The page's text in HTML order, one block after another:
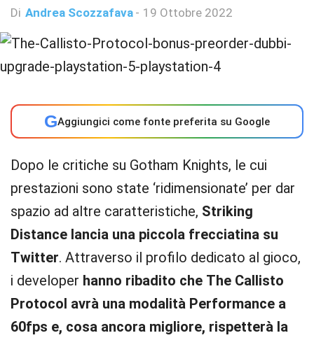
Di Andrea Scozzafava - 19 Ottobre 2022
GAggiungici come fonte preferita su Google
Dopo le critiche su Gotham Knights, le cui
prestazioni sono state ‘ridimensionate’ per dar
spazio ad altre caratteristiche, Striking
Distance lancia una piccola frecciatina su
Twitter. Attraverso il profilo dedicato al gioco,
i developer hanno ribadito che The Callisto
Protocol avrà una modalità Performance a
60fps e, cosa ancora migliore, rispetterà la